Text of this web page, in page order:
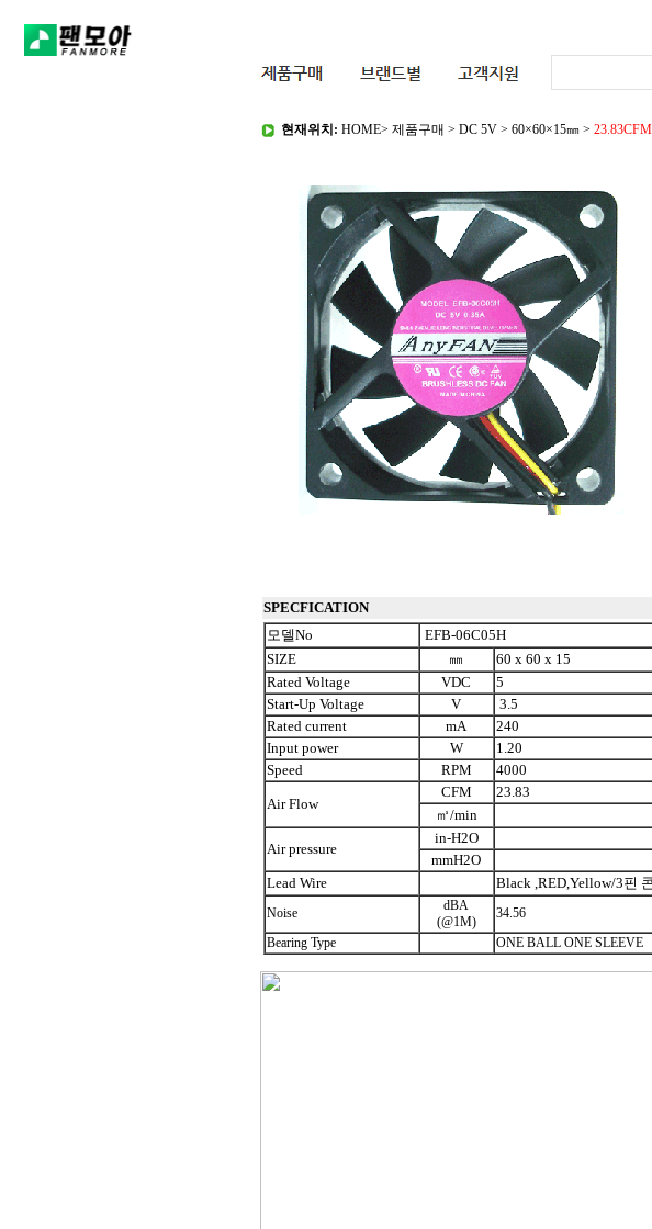
현재위치: HOME> 제품구매 > DC 5V > 60×60×15㎜ >
SPECFICATION
모델No
EFB-06C05H
SIZE
㎜
60 x 60 x 15
Rated Voltage
VDC
5
Start-Up Voltage
V
3.5
Rated current
mA
240
Input power
W
1.20
Speed
RPM 4000
Air Flow
CFM
23.83
㎥/min
Air pressure
in-H2O
mmH2O
Lead Wire
Black ,RED,Yellow/3핀
Noise
dBA
(@1M)
34.56
Bearing Type
ONE BALL ONE SLEEVE